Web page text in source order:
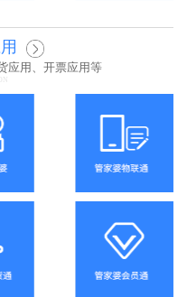
应用、开票应用等